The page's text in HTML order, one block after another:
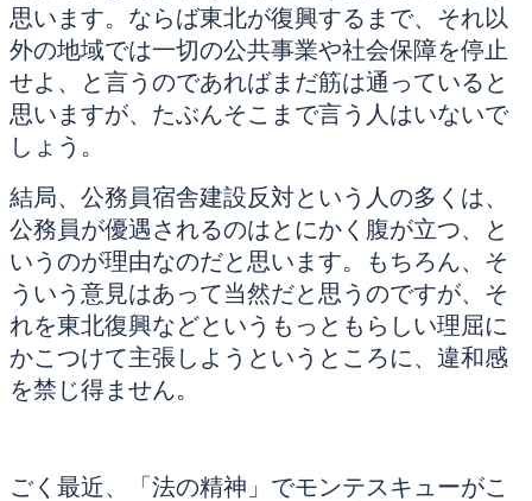
思います。ならば東北が復興するまで、それ以
外の地域では一切の公共事業や社会保障を停止
せよ、と言うのであればまだ筋は通っていると
思いますが、たぶんそこまで言う人はいないで
しょう。
結局、公務員宿舎建設反対という人の多くは、
公務員が優遇されるのはとにかく腹が立つ、と
いうのが理由なのだと思います。もちろん、そ
ういう意見はあって当然だと思うのですが、そ
れを東北復興などというもっともらしい理屈に
かこつけて主張しようというところに、違和感
を禁じ得ません。
ごく最近、「法の精神」でモンテスキューがこ